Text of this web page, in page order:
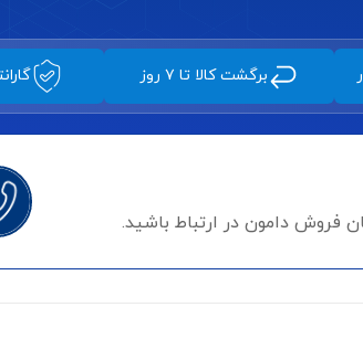
برگشت کالا تا ۷ روز
فروش دامون در ارتباط باشید.